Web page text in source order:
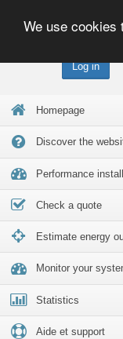
Log in
Homepage
Discover the
Performance
Check a quote
Estimate energy
Monitor your
Statistics
Aide et support
We use